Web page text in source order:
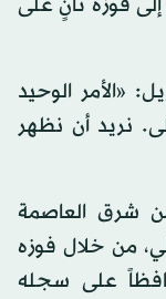
«الأمر الوحيد
نريد أن نظهر
شرق العاصمة
من خلال فوزه
على سجله